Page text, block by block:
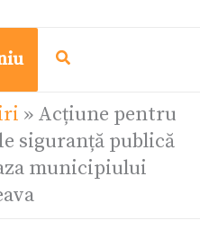
» Acțiune pentru
siguranță publică
municipiului